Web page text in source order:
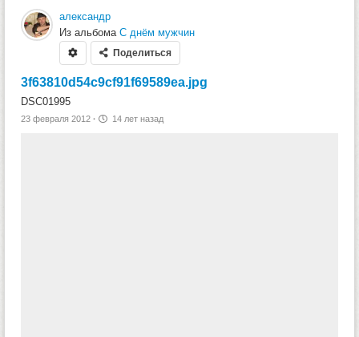
александр
Из альбома С днём мужчин
Поделиться
3f63810d54c9cf91f69589ea.jpg
DSC01995
23 февраля 2012 · 14 лет назад